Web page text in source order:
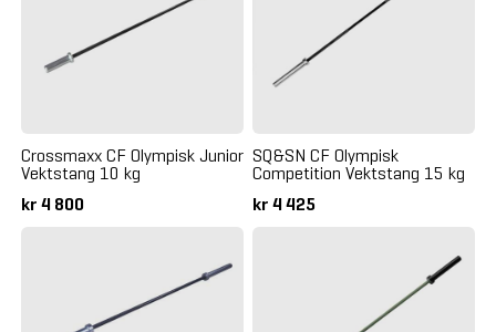
Crossmaxx CF Olympisk Junior
Vektstang 10 kg
kr 4 800
SQ&SN CF Olympisk
Competition Vektstang 15 kg
kr 4 425